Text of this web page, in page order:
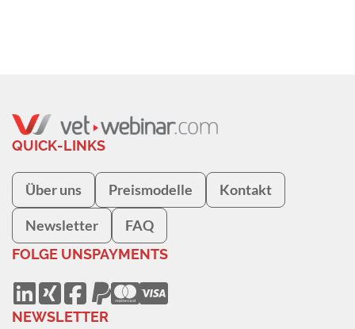
QUICK-LINKS
Über uns Preismodelle Kontakt
Newsletter FAQ
FOLGE UNSPAYMENTS
NEWSLETTER